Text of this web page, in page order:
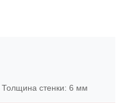
Толщина стенки: 6 мм